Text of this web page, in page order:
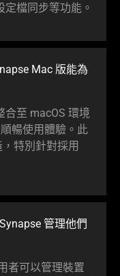
定檔同步等功能 。
Mac 版能為
合至 macOS 環境
暢使用體驗。此
特別針對採用
管理他們
者可以管理裝置